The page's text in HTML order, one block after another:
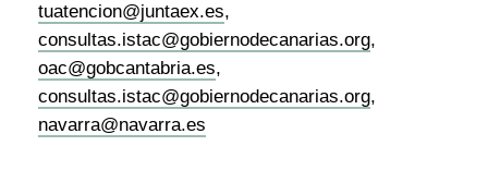
tuatencion@juntaex.es,
consultas.istac@gobiernodecanarias.org,
oac@gobcantabria.es,
consultas.istac@gobiernodecanarias.org,
navarra@navarra.es